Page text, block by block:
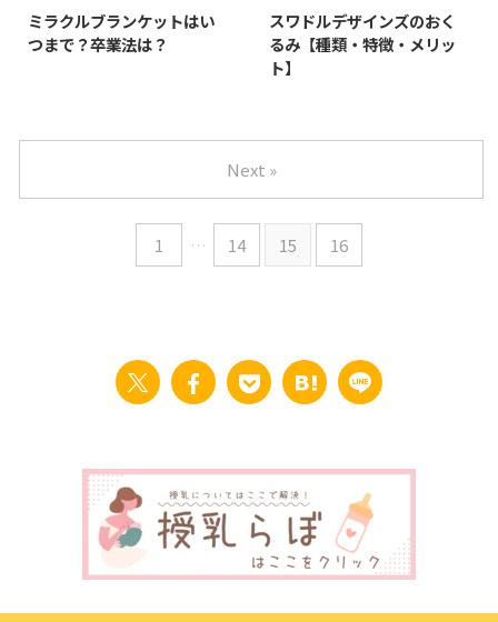
ミラクルブランケットはい
つまで？卒業法は？
スワドルデザインズのおく
るみ【種類・特徴・メリッ
ト】
1 … 14 15 16
Next »